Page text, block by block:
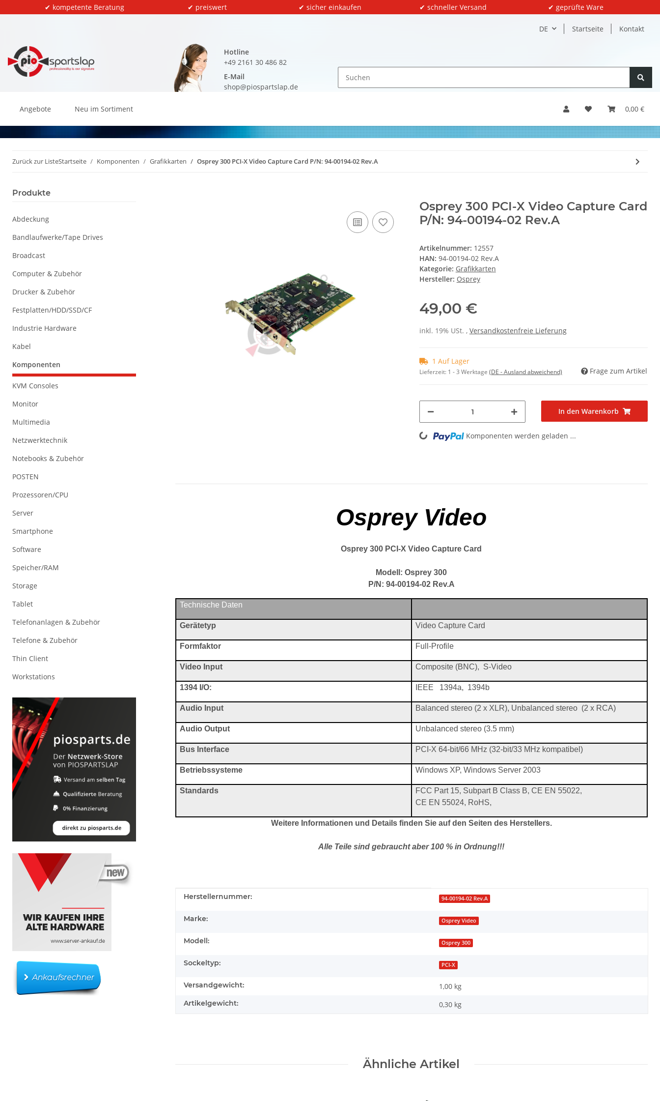
✔ kompetente Beratung ✔ preiswert ✔ sicher einkaufen ✔ schneller Versand ✔ geprüfte Ware
DE Startseite Kontakt
Hotline
+49 2161 30 486 82
E-Mail
shop@piospartslap.de
0,00 €
Angebote Neu im Sortiment
Zurück zur ListeStartseite Komponenten Grafikkarten Osprey 300 PCI-X Video Capture Card P/N: 94-00194-02 Rev.A
Osprey 300 PCI-X Video Capture Card
P/N: 94-00194-02 Rev.A
Artikelnummer: 12557
HAN: 94-00194-02 Rev.A
Kategorie: Grafikkarten
Hersteller: Osprey
49,00 €
inkl. 19% USt. , Versandkostenfreie Lieferung
1 Auf Lager
Lieferzeit: 1 - 3 Werktage (DE - Ausland abweichend) Frage zum Artikel
In den Warenkorb
Loading... Komponenten werden geladen ...
Osprey Video
Osprey 300 PCI-X Video Capture Card
Modell: Osprey 300
P/N: 94-00194-02 Rev.A
Technische Daten
Gerätetyp Video Capture Card
Formfaktor Full-Profile
Video Input Composite (BNC), S-Video
1394 I/O: IEEE 1394a, 1394b
Audio Input Balanced stereo (2 x XLR), Unbalanced stereo (2 x RCA)
Audio Output Unbalanced stereo (3.5 mm)
Bus Interface PCI-X 64-bit/66 MHz (32-bit/33 MHz kompatibel)
Betriebssysteme Windows XP, Windows Server 2003
Standards
FCC Part 15, Subpart B Class B, CE EN 55022,
CE EN 55024, RoHS,
Weitere Informationen und Details finden Sie auf den Seiten des Herstellers.
Alle Teile sind gebraucht aber 100 % in Ordnung!!!
Produkteigenschaft
Wert
Herstellernummer: 94-00194-02 Rev.A
Marke: Osprey Video
Modell: Osprey 300
Sockeltyp: PCI-X
Versandgewicht: 1,00 kg
Artikelgewicht: 0,30 kg
Ähnliche Artikel
Produkte
Abdeckung
Bandlaufwerke/Tape Drives
Broadcast
Computer & Zubehör
Drucker & Zubehör
Festplatten/HDD/SSD/CF
Industrie Hardware
Kabel
Komponenten
KVM Consoles
Monitor
Multimedia
Netzwerktechnik
Notebooks & Zubehör
POSTEN
Prozessoren/CPU
Server
Smartphone
Software
Speicher/RAM
Storage
Tablet
Telefonanlagen & Zubehör
Telefone & Zubehör
Thin Client
Workstations